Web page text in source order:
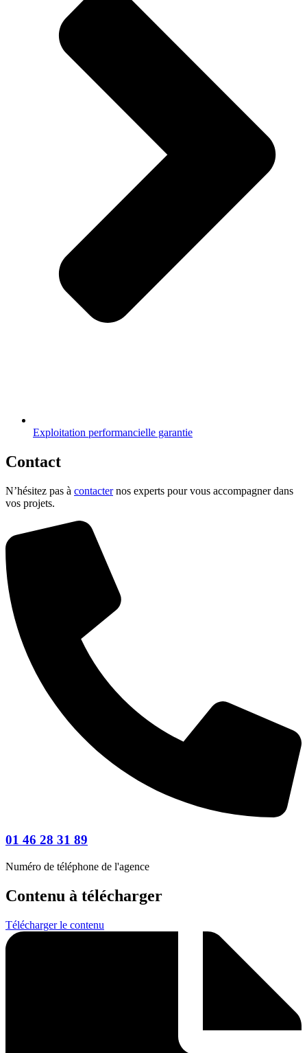
Exploitation performancielle garantie
Contact
N’hésitez pas à contacternos experts pour vous accompagner dans
vos projets.
01 46 28 31 89
Numéro de téléphone de l'agence
Contenu à télécharger
Télécharger le contenu